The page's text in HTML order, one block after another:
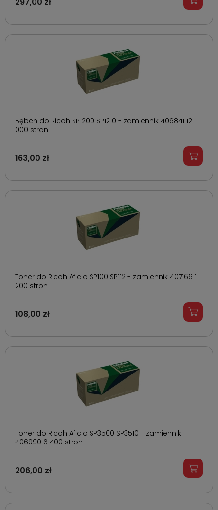
Bęben do Ricoh SP1200 SP1210 - zamiennik 406841 12
000 stron
163,00 zł
Toner do Ricoh Aficio SP100 SP112 - zamiennik 407166 1
200 stron
108,00 zł
Toner do Ricoh Aficio SP3500 SP3510 - zamiennik
406990 6 400 stron
206,00 zł